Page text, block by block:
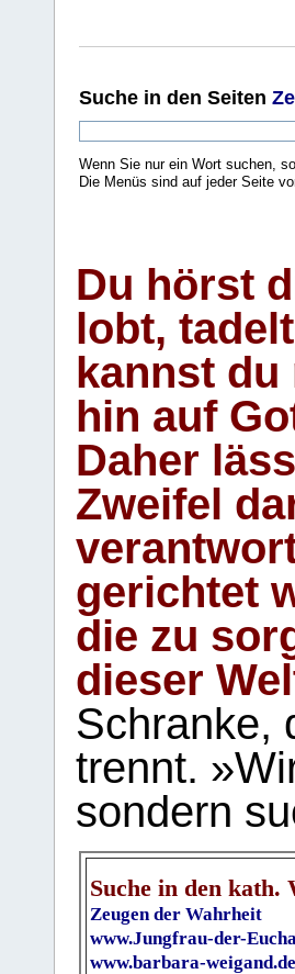
Suche in den Seiten
Wenn Sie nur ein Wort suchen,
Die Menüs sind auf jeder Seite
Du hörst
lobt,
kannst du
hin auf
Daher
Zweifel
gerichtet
die zu
dieser
Schranke,
trennt.
sondern
Suche in den kath.
Zeugen der Wahrheit
www.Jungfrau-der-
www.barbara-weigand.de